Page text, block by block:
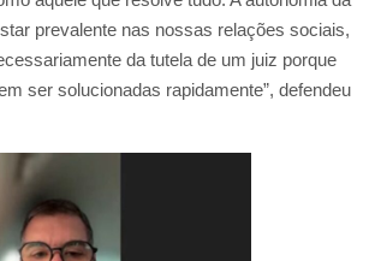
prevalente nas nossas relações sociais,
da tutela de um juiz porque
ser solucionadas rapidamente”, defendeu